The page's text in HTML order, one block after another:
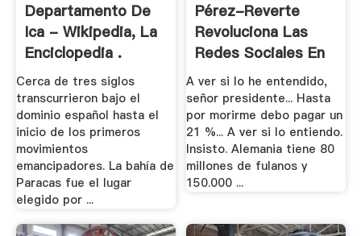
Departamento De
Ica - Wikipedia, La
Enciclopedia .
Cerca de tres siglos
transcurrieron bajo el
dominio español hasta el
inicio de los primeros
movimientos
emancipadores. La bahía de
Paracas fue el lugar
elegido por ...
Pérez-Reverte
Revoluciona Las
Redes Sociales En
Su .
A ver si lo he entendido,
señor presidente... Hasta
por morirme debo pagar un
21 %... A ver si lo entiendo.
Insisto. Alemania tiene 80
millones de fulanos y
150.000 ...